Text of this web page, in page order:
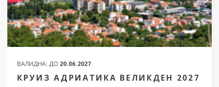
ВАЛИДНА: ДО 20.06.2027
КРУИЗ АДРИАТИКА ВЕЛИКДЕН 2027